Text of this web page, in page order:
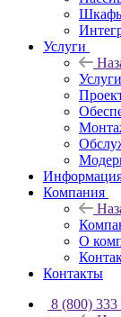
Услуги
Услуги
Компания
О
Контакты
8 (800) 333